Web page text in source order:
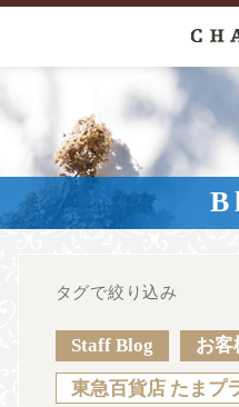
タグで絞り込み
Staff Blog お客
東急百貨店 たまプ